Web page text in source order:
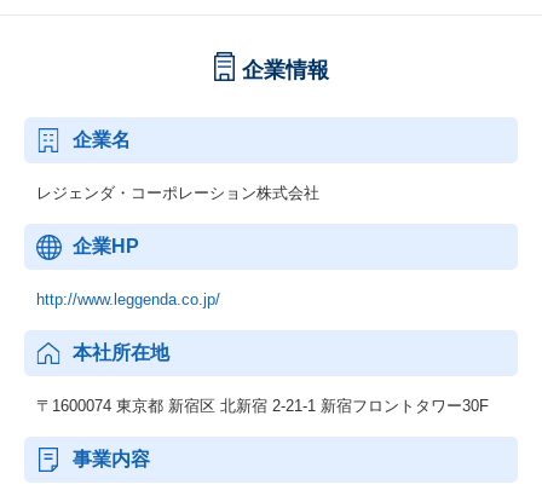
企業情報
企業名
レジェンダ・コーポレーション株式会社
企業HP
http://www.leggenda.co.jp/
本社所在地
〒1600074 東京都 新宿区 北新宿 2-21-1 新宿フロントタワー30F
事業内容